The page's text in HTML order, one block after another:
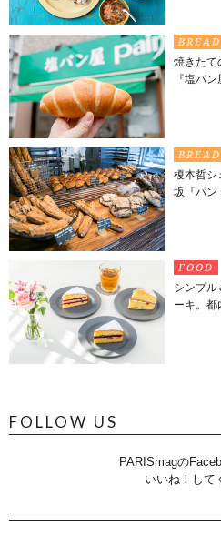
BREAD
焼きたて
『塩パ
BREAD
榎本哲シ
坂『パン
FOOD
シンプル
ーキ。都
FOLLOW US
PARISmagの
いいね！して